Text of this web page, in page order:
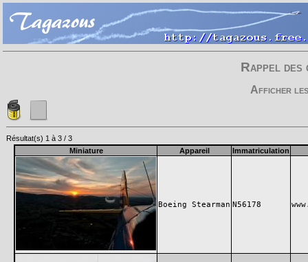
Rappel
Afficher
Résultat(s) 1 à 3 / 3
Miniature
Appareil Immatriculation
Boeing Stearman N56178